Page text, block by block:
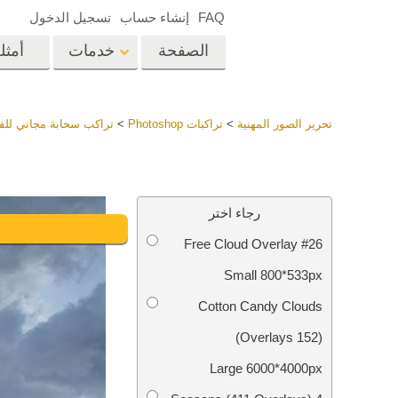
الصفحة خدمات
خدمات تحرير صور الزفاف
Lightroom
مجموعات LR مسبقة
الضبط بأكملها
أفضل الإعدادات
مجموعة المحمول
FAQ إنشاء حساب تسجيل الدخول
تحرير الصور المهنية >تراكبات Photoshop >تراكب سحابة مجاني
رجاء اختر
Free Cloud Overlay #26
Small 800*533px
Cotton Candy Clouds
(152 Overlays)
Large 6000*4000px